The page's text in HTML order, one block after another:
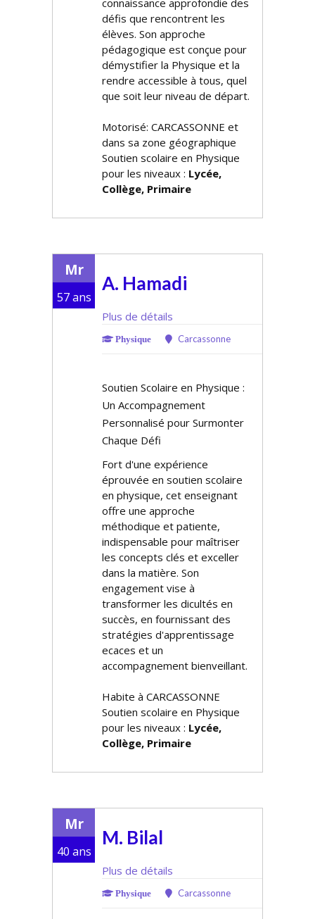
connaissance approfondie des
défis que rencontrent les
élèves. Son approche
pédagogique est conçue pour
démystifier la Physique et la
rendre accessible à tous, quel
que soit leur niveau de départ.
Motorisé: CARCASSONNE et
dans sa zone géographique
Soutien scolaire en Physique
pour les niveaux : Lycée,
Collège, Primaire
Mr
57 ans
A. Hamadi
Plus de détails
Physique Carcassonne
Soutien Scolaire en Physique :
Un Accompagnement
Personnalisé pour Surmonter
Chaque Défi
Fort d'une expérience
éprouvée en soutien scolaire
en physique, cet enseignant
offre une approche
méthodique et patiente,
indispensable pour maîtriser
les concepts clés et exceller
dans la matière. Son
engagement vise à
transformer les difficultés en
succès, en fournissant des
stratégies d'apprentissage
efficaces et un
accompagnement bienveillant.
Habite à CARCASSONNE
Soutien scolaire en Physique
pour les niveaux : Lycée,
Collège, Primaire
Mr
40 ans
M. Bilal
Plus de détails
Physique Carcassonne